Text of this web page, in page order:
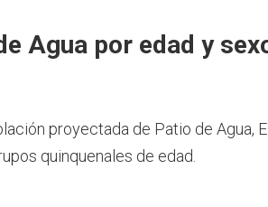
Agua por edad y
proyectada de Patio de Agua,
quinquenales de edad.